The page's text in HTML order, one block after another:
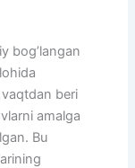
bog’langan
beri
amalga
Bu